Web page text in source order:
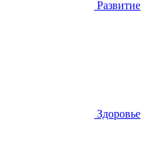
Развитие
Здоровье